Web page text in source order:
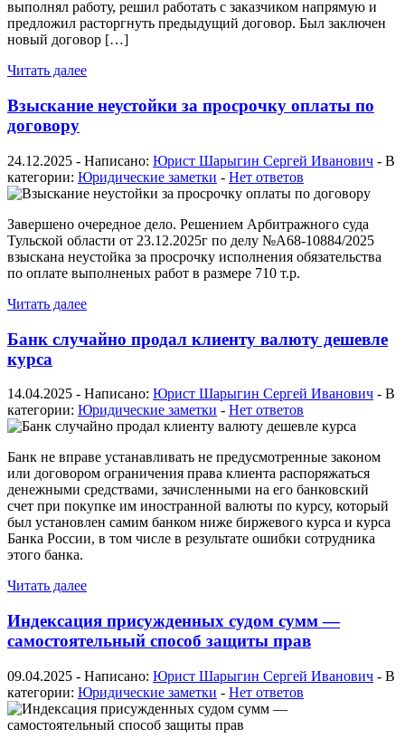
выполнял работу, решил работать с заказчиком напрямую и
предложил расторгнуть предыдущий договор. Был заключен
новый договор […]
Читать далее
Взыскание неустойки за просрочку оплаты по
договору
24.12.2025 - Написано: Юрист Шарыгин Сергей Иванович - В
категории: Юридические заметки - Нет ответов
Завершено очередное дело. Решением Арбитражного суда
Тульской области от 23.12.2025г по делу №А68-10884/2025
взыскана неустойка за просрочку исполнения обязательства
по оплате выполненых работ в размере 710 т.р.
Читать далее
Банк случайно продал клиенту валюту дешевле
курса
14.04.2025 - Написано: Юрист Шарыгин Сергей Иванович - В
категории: Юридические заметки - Нет ответов
Банк не вправе устанавливать не предусмотренные законом
или договором ограничения права клиента распоряжаться
денежными средствами, зачисленными на его банковский
счет при покупке им иностранной валюты по курсу, который
был установлен самим банком ниже биржевого курса и курса
Банка России, в том числе в результате ошибки сотрудника
этого банка.
Читать далее
Индексация присужденных судом сумм —
самостоятельный способ защиты прав
09.04.2025 - Написано: Юрист Шарыгин Сергей Иванович - В
категории: Юридические заметки - Нет ответов